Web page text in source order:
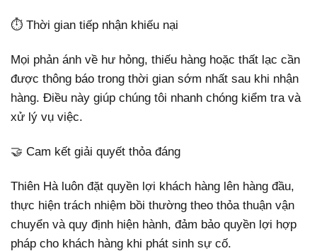
⏱️ Thời gian tiếp nhận khiếu nại
Mọi phản ánh về hư hỏng, thiếu hàng hoặc thất lạc cần
được thông báo trong thời gian sớm nhất sau khi nhận
hàng. Điều này giúp chúng tôi nhanh chóng kiểm tra và
xử lý vụ việc.
🤝 Cam kết giải quyết thỏa đáng
Thiên Hà luôn đặt quyền lợi khách hàng lên hàng đầu,
thực hiện trách nhiệm bồi thường theo thỏa thuận vận
chuyển và quy định hiện hành, đảm bảo quyền lợi hợp
pháp cho khách hàng khi phát sinh sự cố.